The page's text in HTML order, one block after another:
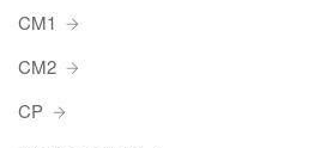
CM1
CM2
CP